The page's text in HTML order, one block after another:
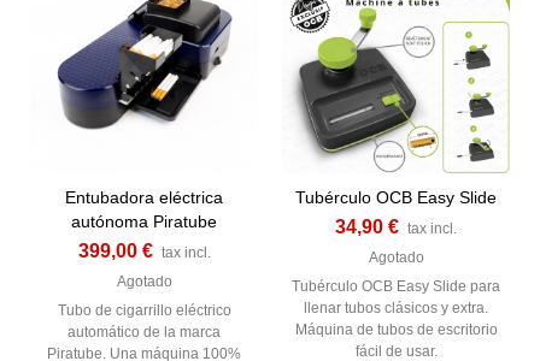
Entubadora eléctrica
autónoma Piratube
399,00 € tax incl.
Agotado
Tubo de cigarrillo eléctrico
automático de la marca
Piratube. Una máquina 100%
Tubérculo OCB Easy Slide
34,90 € tax incl.
Agotado
Tubérculo OCB Easy Slide para
llenar tubos clásicos y extra.
Máquina de tubos de escritorio
fácil de usar.